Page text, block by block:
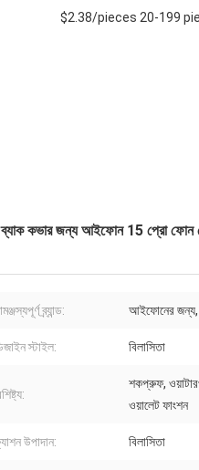
$2.38/pieces 20-199
ব্যাক কভার জন্য আইফোন 15 প্রো ফোন
ব্র্যান্ড: আইফোনের জন্য,
স্টাইল: বিলাসিতা
শকপ্রুফ,
ওয়ালেট ফাংশন
উপাদান: বিলাসিতা